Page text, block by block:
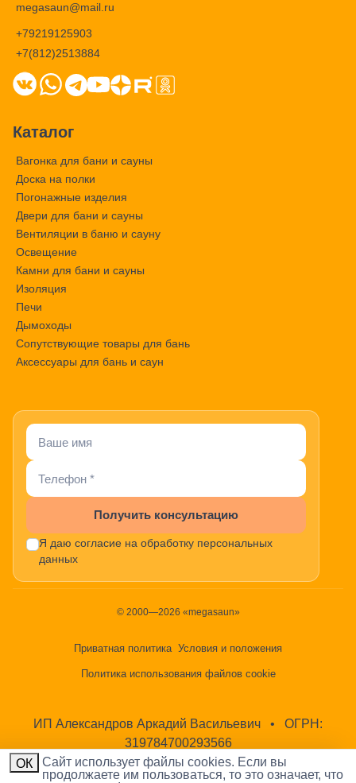
megasaun@mail.ru
+79219125903
+7(812)2513884
Каталог
Вагонка для бани и сауны
Доска на полки
Погонажные изделия
Двери для бани и сауны
Вентиляции в баню и сауну
Освещение
Камни для бани и сауны
Изоляция
Печи
Дымоходы
Сопутствующие товары для бань
Аксессуары для бань и саун
Получить консультацию
Я даю согласие на обработку персональных
данных
© 2000—2026 «megasaun»
Приватная политика Условия и положения
Политика использования файлов cookie
ИП Александров Аркадий Васильевич •
ОГРН:
319784700293566
ОК
Cайт использует файлы cookies. Если вы
продолжаете им пользоваться, то это означает, что